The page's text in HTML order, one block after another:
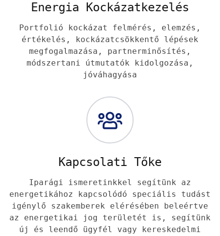
Energia Kockázatkezelés
Portfolió kockázat felmérés, elemzés,
értékelés, kockázatcsökkentő lépések
megfogalmazása, partnerminősítés,
módszertani útmutatók kidolgozása,
jóváhagyása
Kapcsolati Tőke
Iparági ismeretinkkel segítünk az
energetikához kapcsolódó speciális tudást
igénylő szakemberek elérésében beleértve
az energetikai jog területét is, segítünk
új és leendő ügyfél vagy kereskedelmi